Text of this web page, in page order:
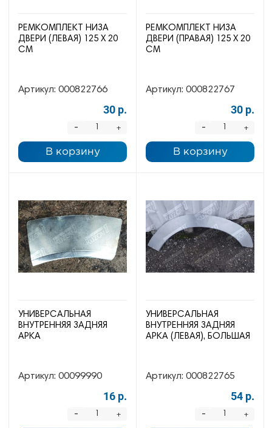
РЕМКОМПЛЕКТ НИЗА
ДВЕРИ (ЛЕВАЯ) 125 Х 20
СМ
Артикул: 000822766
30 р.
+
-
В корзину
РЕМКОМПЛЕКТ НИЗА
ДВЕРИ (ПРАВАЯ) 125 Х 20
СМ
Артикул: 000822767
30 р.
+
-
В корзину
УНИВЕРСАЛЬНАЯ
ВНУТРЕННЯЯ ЗАДНЯЯ
АРКА
Артикул: 00099990
16 р.
+
-
УНИВЕРСАЛЬНАЯ
ВНУТРЕННЯЯ ЗАДНЯЯ
АРКА (ЛЕВАЯ), БОЛЬШАЯ
Артикул: 000822765
54 р.
+
-